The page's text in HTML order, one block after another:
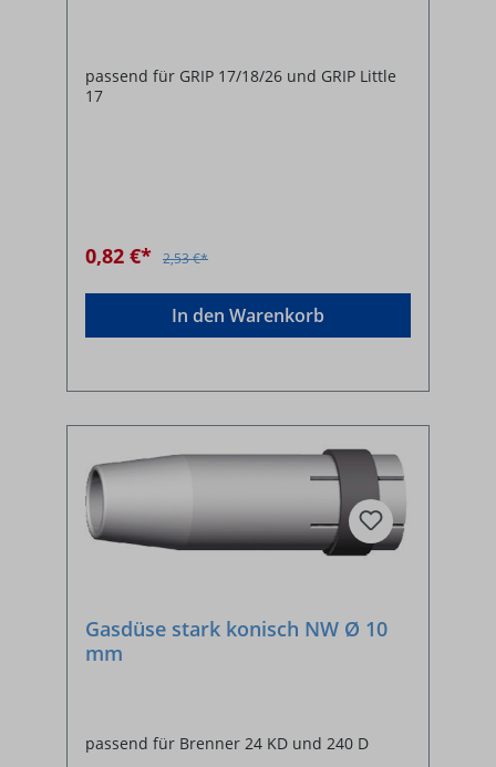
passend für GRIP 17/18/26 und GRIP Little
17
0,82 €* 2,53 €*
In den Warenkorb
Gasdüse stark konisch NW Ø 10
mm
passend für Brenner 24 KD und 240 D